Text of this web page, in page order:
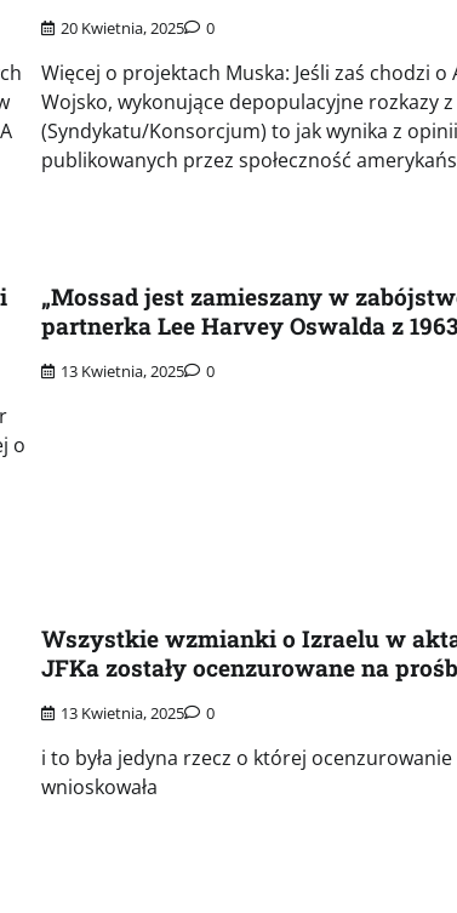
20 Kwietnia, 2025 0
Więcej o projektach Muska: Jeśli zaś chodzi o
Wojsko, wykonujące depopulacyjne rozkazy
(Syndykatu/Konsorcjum) to jak wynika z opinii
publikowanych przez społeczność
o
„Mossad jest zamieszany w
partnerka Lee Harvey Oswalda z
13 Kwietnia, 2025 0
Wszystkie wzmianki o Izraelu w
JFKa zostały ocenzurowane na
13 Kwietnia, 2025 0
i to była jedyna rzecz o której ocenzurowanie
wnioskowała